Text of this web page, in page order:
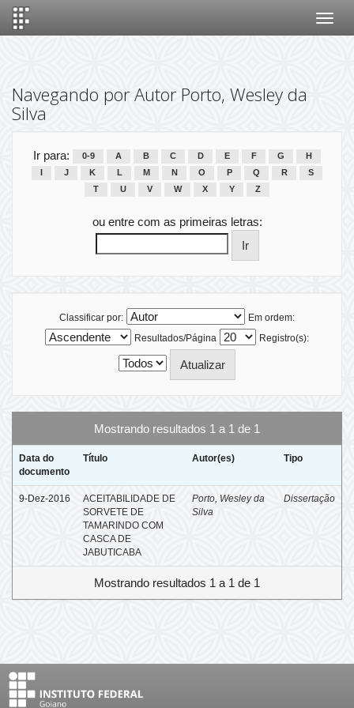
Navegando por Autor Porto, Wesley da
Silva
Ir para: 0-9 A B C D E F G
H
J K L M N O P Q R
S
T
U V W X Y Z
ou entre com as primeiras letras:
Classificar por:
Em ordem:
Resultados/Página
Registro(s):
Mostrando resultados 1 a 1 de 1
Data do
documento
Título Autor(es) Tipo
9-Dez-2016
ACEITABILIDADE DE
SORVETE DE
TAMARINDO COM
CASCA DE
JABUTICABA
Porto, Wesley da
Silva
Dissertação
Mostrando resultados 1 a 1 de 1